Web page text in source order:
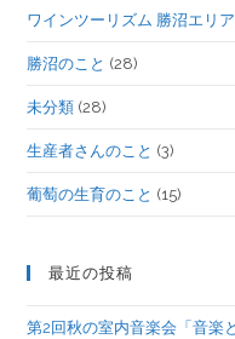
ワインツーリズム 勝沼エリア
勝沼のこと (28)
未分類 (28)
生産者さんのこと (3)
葡萄の生育のこと (15)
最近の投稿
第2回秋の室内音楽会「音楽